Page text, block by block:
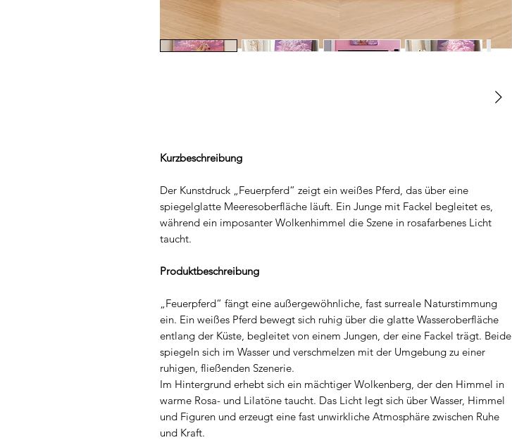
Kurzbeschreibung
Der Kunstdruck „Feuerpferd“ zeigt ein weißes Pferd, das über eine
spiegelglatte Meeresoberfläche läuft. Ein Junge mit Fackel begleitet es,
während ein imposanter Wolkenhimmel die Szene in rosafarbenes Licht
taucht.
Produktbeschreibung
„Feuerpferd“ fängt eine außergewöhnliche, fast surreale Naturstimmung
ein. Ein weißes Pferd bewegt sich ruhig über die glatte Wasseroberfläche
entlang der Küste, begleitet von einem Jungen, der eine Fackel trägt. Beide
spiegeln sich im Wasser und verschmelzen mit der Umgebung zu einer
ruhigen, fließenden Szenerie.
Im Hintergrund erhebt sich ein mächtiger Wolkenberg, der den Himmel in
warme Rosa- und Lilatöne taucht. Das Licht legt sich über Wasser, Himmel
und Figuren und erzeugt eine fast unwirkliche Atmosphäre zwischen Ruhe
und Kraft.